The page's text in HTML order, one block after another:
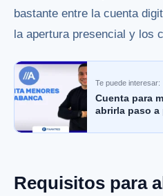
bastante entre la cuenta
la apertura presencial y los
Te puede interesar:
Cuenta para
abrirla paso a
Requisitos para